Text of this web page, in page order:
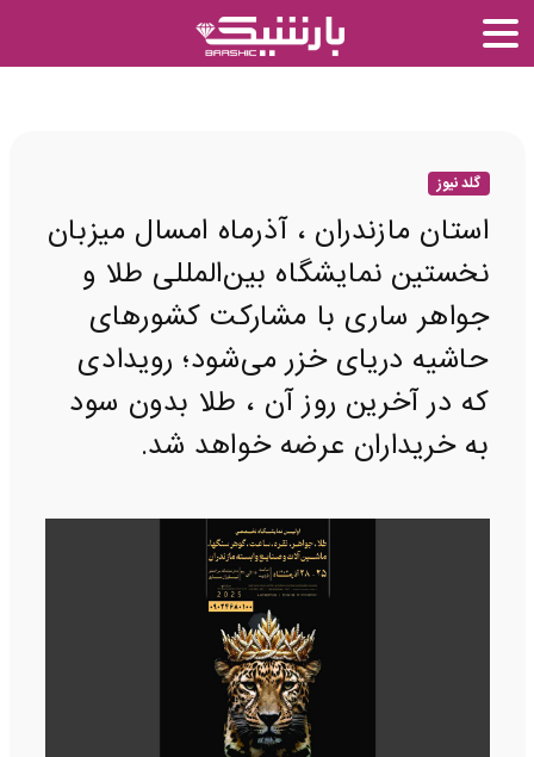
گلد نیوز
استان مازندران ، آذرماه امسال میزبان
نخستین نمایشگاه بین‌المللی طلا و
جواهر ساری با مشارکت کشورهای
حاشیه دریای خزر می‌شود؛ رویدادی
که در آخرین روز آن ، طلا بدون سود
به خریداران عرضه خواهد شد.